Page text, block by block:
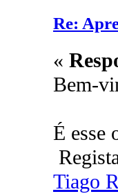
Re:
«
Bem-
É esse
Tiago